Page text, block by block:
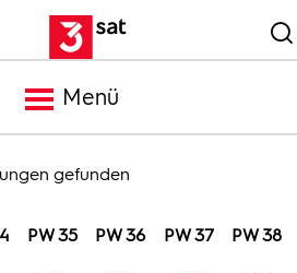
Menü
Meldungen
Programm
gefunden
PW 35 PW 36 PW 37 PW 38